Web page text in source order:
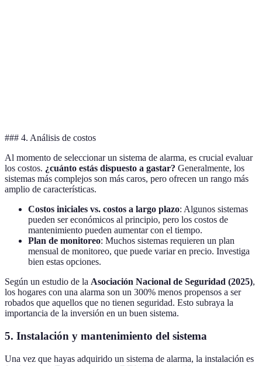
### 4. Análisis de costos
Al momento de seleccionar un sistema de alarma, es crucial evaluar
los costos. ¿cuánto estás dispuesto a gastar? Generalmente, los
sistemas más complejos son más caros, pero ofrecen un rango más
amplio de características.
Costos iniciales vs. costos a largo plazo: Algunos sistemas
pueden ser económicos al principio, pero los costos de
mantenimiento pueden aumentar con el tiempo.
Plan de monitoreo: Muchos sistemas requieren un plan
mensual de monitoreo, que puede variar en precio. Investiga
bien estas opciones.
Según un estudio de la Asociación Nacional de Seguridad (2025),
los hogares con una alarma son un 300% menos propensos a ser
robados que aquellos que no tienen seguridad. Esto subraya la
importancia de la inversión en un buen sistema.
5. Instalación y mantenimiento del sistema
Una vez que hayas adquirido un sistema de alarma, la instalación es